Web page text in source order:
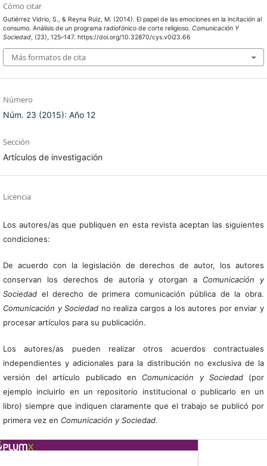
Cómo citar
Gutiérrez Vidrio, S., & Reyna Ruiz, M. (2014). El papel de las emociones en la incitación al
consumo. Análisis de un programa radiofónico de corte religioso. Comunicación Y
Sociedad, (23), 125–147. https://doi.org/10.32870/cys.v0i23.66
Más formatos de cita
Número
Núm. 23 (2015): Año 12
Sección
Artículos de investigación
Licencia
Los autores/as que publiquen en esta revista aceptan las siguientes
condiciones:
De acuerdo con la legislación de derechos de autor, los autores
conservan los derechos de autoría y otorgan a Comunicación y
Sociedadel derecho de primera comunicación pública de la obra.
Comunicación y Sociedad no realiza cargos a los autores por enviar y
procesar artículos para su publicación.
Los autores/as pueden realizar otros acuerdos contractuales
independientes y adicionales para la distribución no exclusiva de la
versión del artículo publicado en Comunicación y Sociedad(por
ejemplo incluirlo en un repositorio institucional o publicarlo en un
libro) siempre que indiquen claramente que el trabajo se publicó por
primera vez en Comunicación y Sociedad.